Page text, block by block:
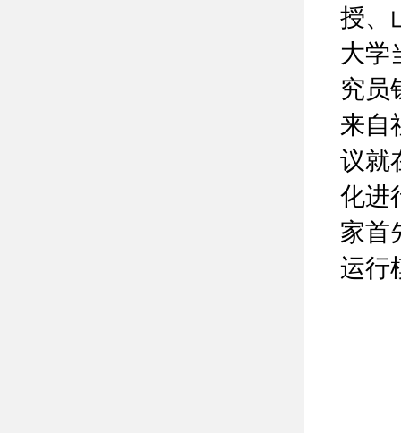
授、
大学
究员
来自
议就
化进
家首
运行